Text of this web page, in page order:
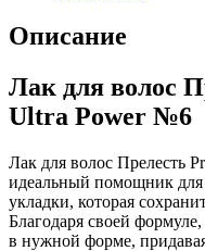
Описание
Лак для волос
Ultra Power №6
Лак для волос Прелесть
идеальный помощник для
укладки, которая
Благодаря своей
в нужной форме,